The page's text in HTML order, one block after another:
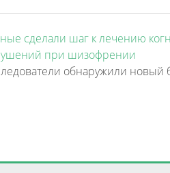
сделали шаг к лечению
при шизофрении